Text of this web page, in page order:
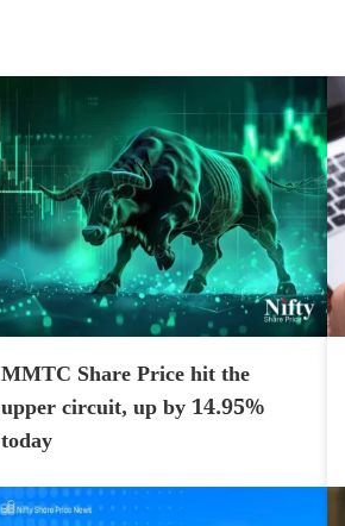
MMTC Share Price hit the
upper circuit, up by 14.95%
today